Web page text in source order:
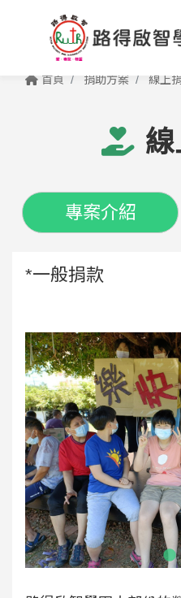
首頁 捐助方案 線上
專案介紹
*一般捐款